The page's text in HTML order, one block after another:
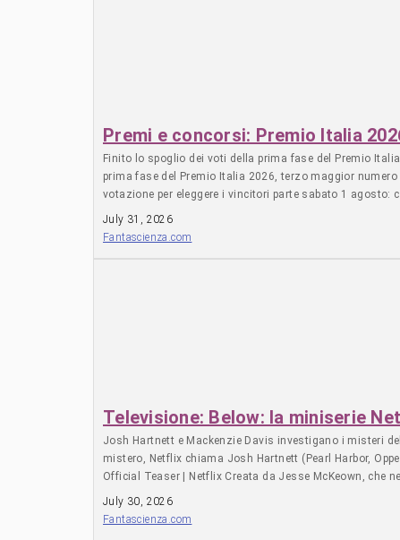
Premi e concorsi: Premio Italia
Finito lo spoglio dei voti della prima fase del Premio
prima fase del Premio Italia 2026, terzo maggior
votazione per eleggere i vincitori parte sabato 1
recuperarli direttamente dalla home page del sito,
July 31, 2026
Fantascienza.com
Televisione: Below: la miniserie
Josh Hartnett e Mackenzie Davis investigano i misteri
mistero, Netflix chiama Josh Hartnett (Pearl Harbor,
Official Teaser | Netflix Creata da Jesse McKeown, che
con una minaccia oceanica. A fare parte del cast anche
July 30, 2026
Fantascienza.com